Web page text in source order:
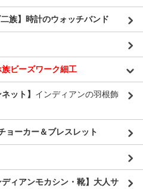
族】時計のウォッチバンド
ビーズワーク細工
ット】 インディアンの羽根飾
ョーカー＆ブレスレット
ィアンモカシン・靴】大人サ